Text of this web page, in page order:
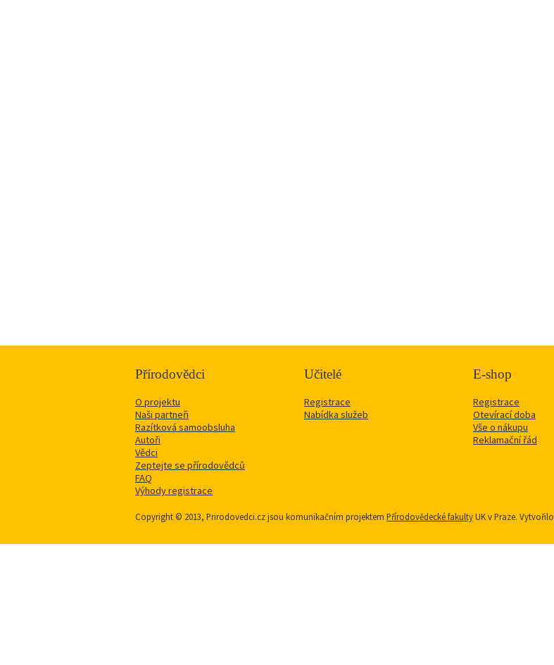
Přírodovědci
O projektu
Naši partneři
Razítková samoobsluha
Autoři
Vědci
Zeptejte se přírodovědců
FAQ
Výhody registrace
Učitelé
Registrace
Nabídka služeb
E-shop
Registrace
Otevírací doba
Vše o nákupu
Reklamační řád
Copyright © 2013, Prirodovedci.cz jsou komunikačním projektem Přírodovědecké fakultyUK v Praze. Vytvořilo